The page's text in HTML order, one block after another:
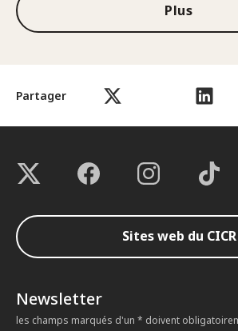
Partager
Plus
Sites web du CICR
Newsletter
les champs marqués d'un * doivent